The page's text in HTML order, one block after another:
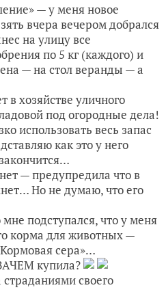
— у меня новое
вчера вечером добрался
на улицу все
по 5 кг (каждого) и
— на стол веранды — а
в хозяйстве уличного
под огородные дела!
использовать весь запас
как это у него
— предупредила что в
Но не думаю, что его
подступался, что у меня
корма для животных —
сера»…
купила?
своего